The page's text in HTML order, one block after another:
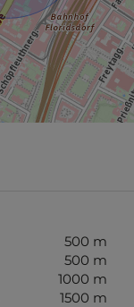
500 m
500 m
1000 m
1500 m